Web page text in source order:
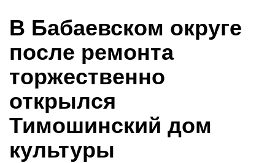
В Бабаевском округе
после ремонта
торжественно
открылся
Тимошинский дом
культуры